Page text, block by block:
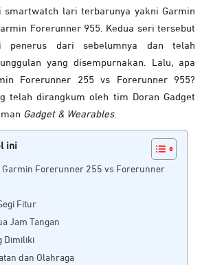
smartwatch lari terbarunya yakni Garmin
Forerunner 955. Kedua seri tersebut
penerus dari sebelumnya dan telah
yang disempurnakan. Lalu, apa
Forerunner 255 vs Forerunner 955?
telah dirangkum oleh tim Doran Gadget
Gadget & Wearables.
ini
Garmin Forerunner 255 vs Forerunner
Fitur
Jam Tangan
Dimiliki
dan Olahraga